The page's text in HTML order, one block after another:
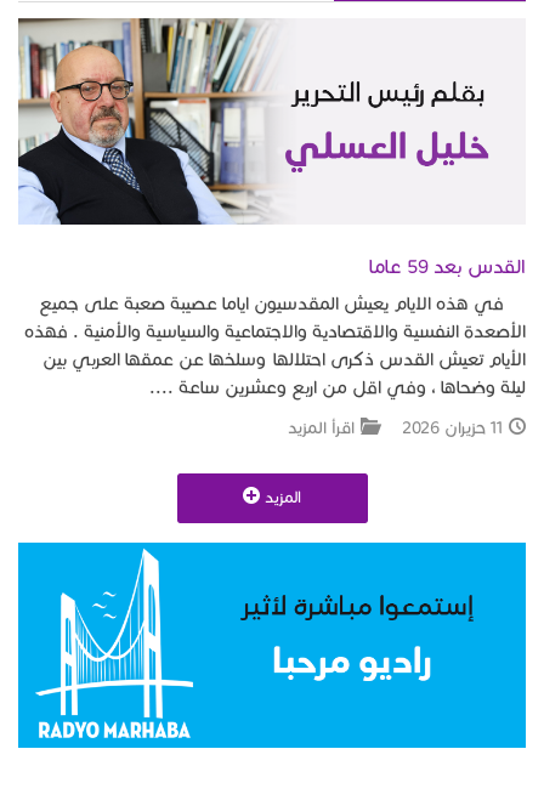
القدس بعد 59 عاما
في هذه الايام يعيش المقدسيون اياما عصيبة صعبة على جميع
الأصعدة النفسية والاقتصادية والاجتماعية والسياسية والأمنية . فهذه
الأيام تعيش القدس ذكرى احتلالها وسلخها عن عمقها العربي بين
ليلة وضحاها ، وفي اقل من اربع وعشرين ساعة ....
11 حزيران 2026 اقرأ المزيد
المزيد